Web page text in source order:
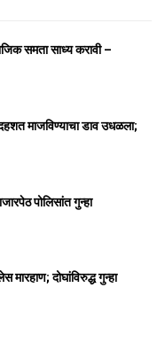
समता साध्य करावी –
माजविण्याचा डाव उधळला;
पोलिसांत गुन्हा
मारहाण; दोघांविरुद्ध गुन्हा